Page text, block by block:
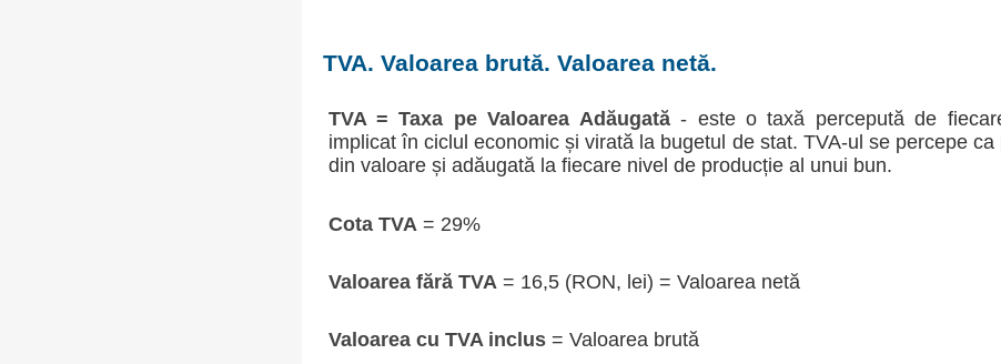
TVA. Valoarea brută. Valoarea netă.
TVA = Taxa pe Valoarea Adăugată- este o taxă percepută de
implicat în ciclul economic și virată la bugetul de stat. TVA-ul se percepe ca
din valoare și adăugată la fiecare nivel de producție al unui bun.
Cota TVA = 29%
Valoarea fără TVA= 16,5 (RON, lei) = Valoarea netă
Valoarea cu TVA inclus= Valoarea brută